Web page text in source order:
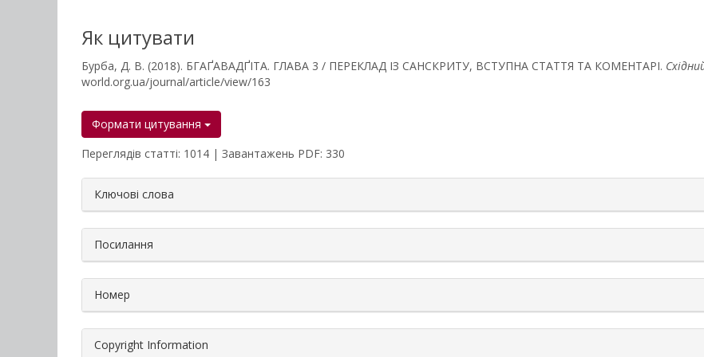
Як цитувати
Бурба, Д. В. (2018). БГАҐАВАДҐІТА. ГЛАВА 3 / ПЕРЕКЛАД ІЗ САНСКРИТУ, ВСТУПНА СТАТТЯ ТА КОМЕНТАРІ.
world.org.ua/journal/article/view/163
Формати цитування
Переглядів статті: 1014 | Завантажень PDF: 330
##plugins.themes.bootstrap3.article.details##
Ключові слова
Посилання
Номер
Copyright Information